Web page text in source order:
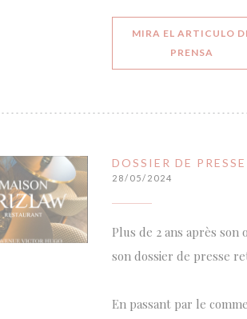
MIRA EL ARTICULO
PRENSA
DOSSIER DE PRESSE
28/05/2024
Plus de 2 ans après son
son dossier de presse
En passant par le